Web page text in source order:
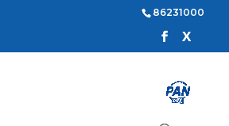
86231000